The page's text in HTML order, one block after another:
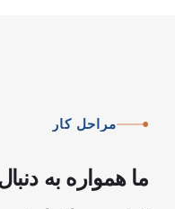
مراحل کار
ما همواره به